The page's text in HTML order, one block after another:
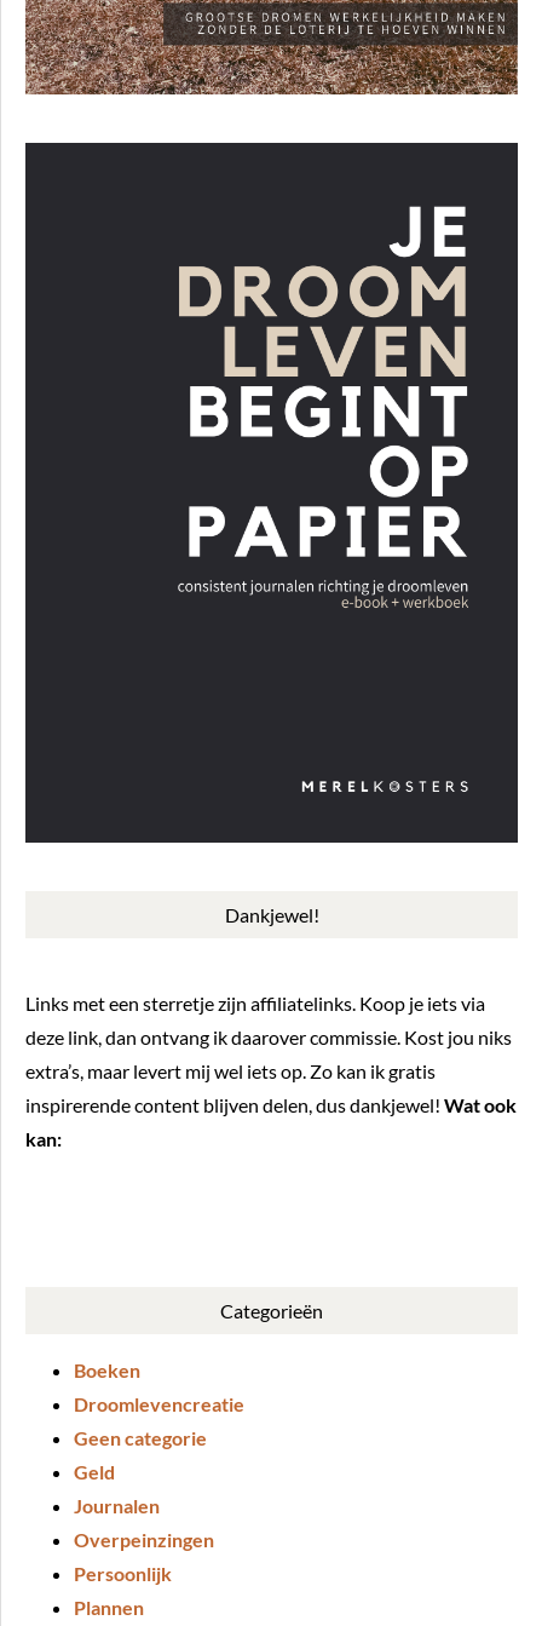
Dankjewel!
Links met een sterretje zijn affiliatelinks. Koop je iets via
deze link, dan ontvang ik daarover commissie. Kost jou niks
extra’s, maar levert mij wel iets op. Zo kan ik gratis
inspirerende content blijven delen, dus dankjewel! Wat ook
kan:
Categorieën
Boeken
Droomlevencreatie
Geen categorie
Geld
Journalen
Overpeinzingen
Persoonlijk
Plannen